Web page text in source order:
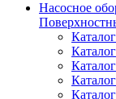
Насосное